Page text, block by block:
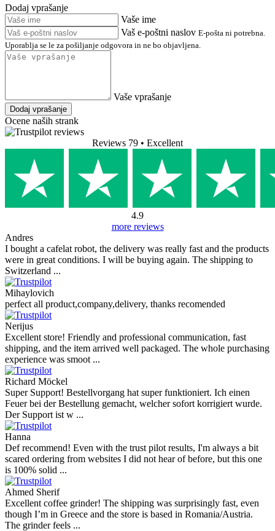
Dodaj vprašanje
Vaše ime
Vaš e-poštni naslov E-pošta ni potrebna.
Uporablja se le za pošiljanje odgovora in ne bo objavljena.
Vaše vprašanje
Dodaj vprašanje
Ocene naših strank
Reviews 79 • Excellent
4.9
more reviews
Andres
I bought a cafelat robot, the delivery was really fast and the products
were in great conditions. I will be buying again. The shipping to
Switzerland ...
Mihaylovich
perfect all product,company,delivery, thanks recomended
Nerijus
Excellent store! Friendly and professional communication, fast
shipping, and the item arrived well packaged. The whole purchasing
experience was smoot ...
Richard Möckel
Super Support! Bestellvorgang hat super funktioniert. Ich einen
Feuer bei der Bestellung gemacht, welcher sofort korrigiert wurde.
Der Support ist w ...
Hanna
Def recommend! Even with the trust pilot results, I'm always a bit
scared ordering from websites I did not hear of before, but this one
is 100% solid ...
Ahmed Sherif
Excellent coffee grinder! The shipping was surprisingly fast, even
though I’m in Greece and the store is based in Romania/Austria.
The grinder feels ...